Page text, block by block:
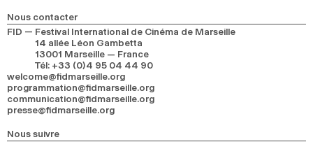
Nous contacter
FID — Festival International de Cinéma de Marseille
14 allée Léon Gambetta
13001 Marseille — France
Tél: +33 (0)4 95 04 44 90
welcome@fidmarseille.org
programmation@fidmarseille.org
communication@fidmarseille.org
presse@fidmarseille.org
Nous suivre